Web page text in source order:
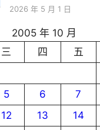
2026 年 5 月 1 日
2005 年 10 月
三 四 五
5 6 7
12 13 14